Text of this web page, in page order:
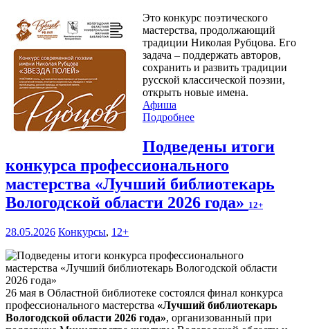
Это конкурс поэтического
мастерства, продолжающий
традиции Николая Рубцова. Его
задача – поддержать авторов,
сохранить и развить традиции
русской классической поэзии,
открыть новые имена.
Афиша
Подробнее
Подведены итоги
конкурса профессионального
мастерства «Лучший библиотекарь
Вологодской области 2026 года» 12+
28.05.2026 Конкурсы, 12+
26 мая в Областной библиотеке состоялся финал конкурса
профессионального мастерства «Лучший библиотекарь
Вологодской области 2026 года», организованный при